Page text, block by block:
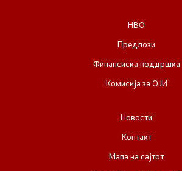
НВО
Предлози
Финансиска поддршка
Комисија за ОЈИ
Новости
Контакт
Мапа на сајтот